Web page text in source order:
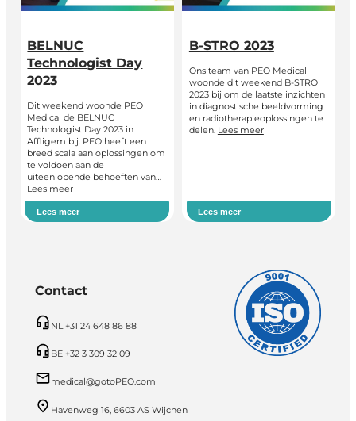
BELNUC
Technologist Day
2023
Dit weekend woonde PEO
Medical de BELNUC
Technologist Day 2023 in
Affligem bij. PEO heeft een
breed scala aan oplossingen om
te voldoen aan de
uiteenlopende behoeften van…
Lees meer
Lees meer
B-STRO 2023
Ons team van PEO Medical
woonde dit weekend B-STRO
2023 bij om de laatste inzichten
in diagnostische beeldvorming
en radiotherapieoplossingen te
delen. Lees meer
Lees meer
Contact
NL +31 24 648 86 88
BE +32 3 309 32 09
medical@gotoPEO.com
Havenweg 16, 6603 AS Wijchen